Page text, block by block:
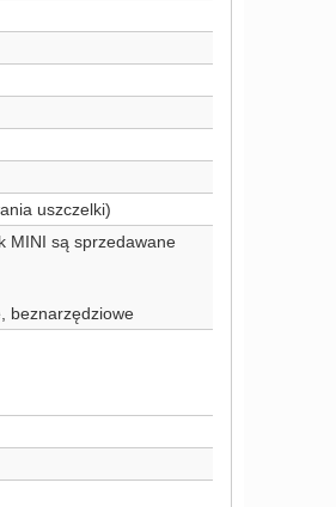
uszczelki)
MINI są sprzedawane
beznarzędziowe